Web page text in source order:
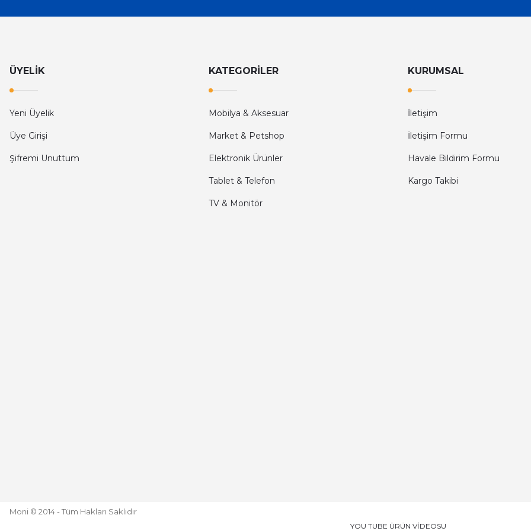
kargo hızlı
mehmet yıldız | 19/06/2025
seiko astron kordon 7x52
ÜYELİK
Yeni Üyelik
Üye Girişi
Şifremi Unuttum
KATEGORİLER
Mobilya & Aksesuar
Market & Petshop
Elektronik Ürünler
Tablet & Telefon
TV & Monitör
KURUMSAL
İletişim
İletişim Formu
Havale Bildirim Formu
Kargo Takibi
Moni © 2014 - Tüm Hakları Saklıdır
YOU TUBE ÜRÜN VİDEOSU